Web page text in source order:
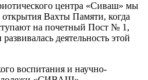
центра «Сиваш» мы
Вахты Памяти, когда
на почетный Пост № 1,
деятельность этой
воспитания и научно-